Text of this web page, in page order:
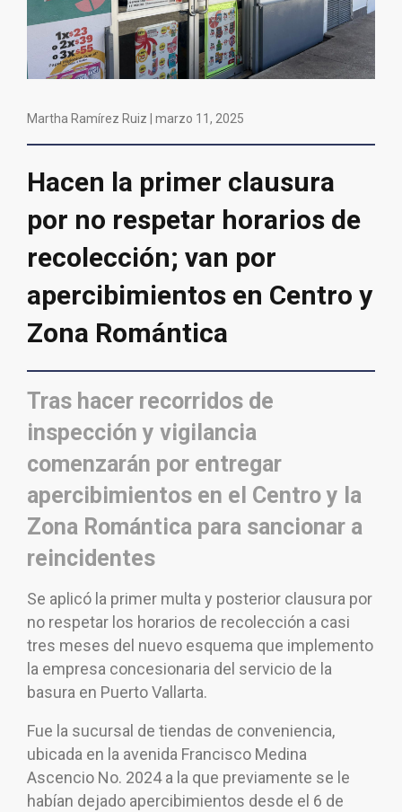
Martha Ramírez Ruiz | marzo 11, 2025
Hacen la primer clausura
por no respetar horarios de
recolección; van por
apercibimientos en Centro y
Zona Romántica
Tras hacer recorridos de
inspección y vigilancia
comenzarán por entregar
apercibimientos en el Centro y la
Zona Romántica para sancionar a
reincidentes
Se aplicó la primer multa y posterior clausura por
no respetar los horarios de recolección a casi
tres meses del nuevo esquema que implemento
la empresa concesionaria del servicio de la
basura en Puerto Vallarta.
Fue la sucursal de tiendas de conveniencia,
ubicada en la avenida Francisco Medina
Ascencio No. 2024 a la que previamente se le
habían dejado apercibimientos desde el 6 de